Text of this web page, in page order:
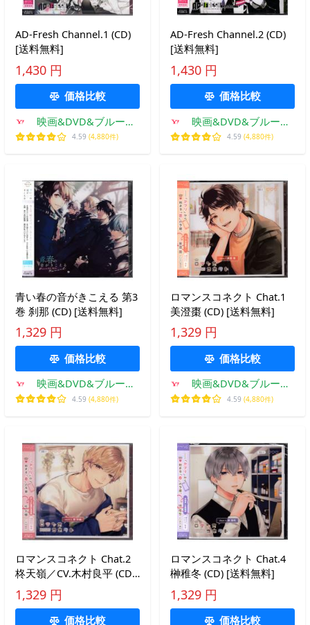
AD-Fresh Channel.1 (CD)
[送料無料]
1,430 円
価格比較
映画&DVD&ブルーレ
イならSORA
4.59 (4,880件)
AD-Fresh Channel.2 (CD)
[送料無料]
1,430 円
価格比較
映画&DVD&ブルーレ
イならSORA
4.59 (4,880件)
青い春の音がきこえる 第3
巻 刹那 (CD) [送料無料]
1,329 円
価格比較
映画&DVD&ブルーレ
イならSORA
4.59 (4,880件)
ロマンスコネクト Chat.1
美澄棗 (CD) [送料無料]
1,329 円
価格比較
映画&DVD&ブルーレ
イならSORA
4.59 (4,880件)
ロマンスコネクト Chat.2
柊天嶺／CV.木村良平 (CD)
[送料無料]
1,329 円
価格比較
ロマンスコネクト Chat.4
榊稚冬 (CD) [送料無料]
1,329 円
価格比較